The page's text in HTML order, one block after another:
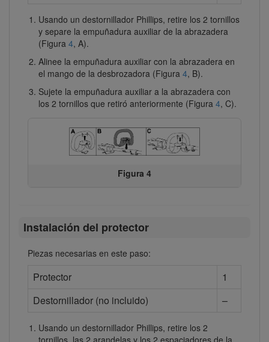
Usando un destornillador Phillips, retire los 2 tornillos
y separe la empuñadura auxiliar de la abrazadera
(Figura 4, A).
Alinee la empuñadura auxiliar con la abrazadera en
el mango de la desbrozadora (Figura 4, B).
Sujete la empuñadura auxiliar a la abrazadera con
los 2 tornillos que retiró anteriormente (Figura 4, C).
Figura 4
Instalación del protector
Piezas necesarias en este paso:
Protector
1
Destornillador (no incluido)
–
Usando un destornillador Phillips, retire los 2
tornillos, las 2 arandelas y los 2 espaciadores de la